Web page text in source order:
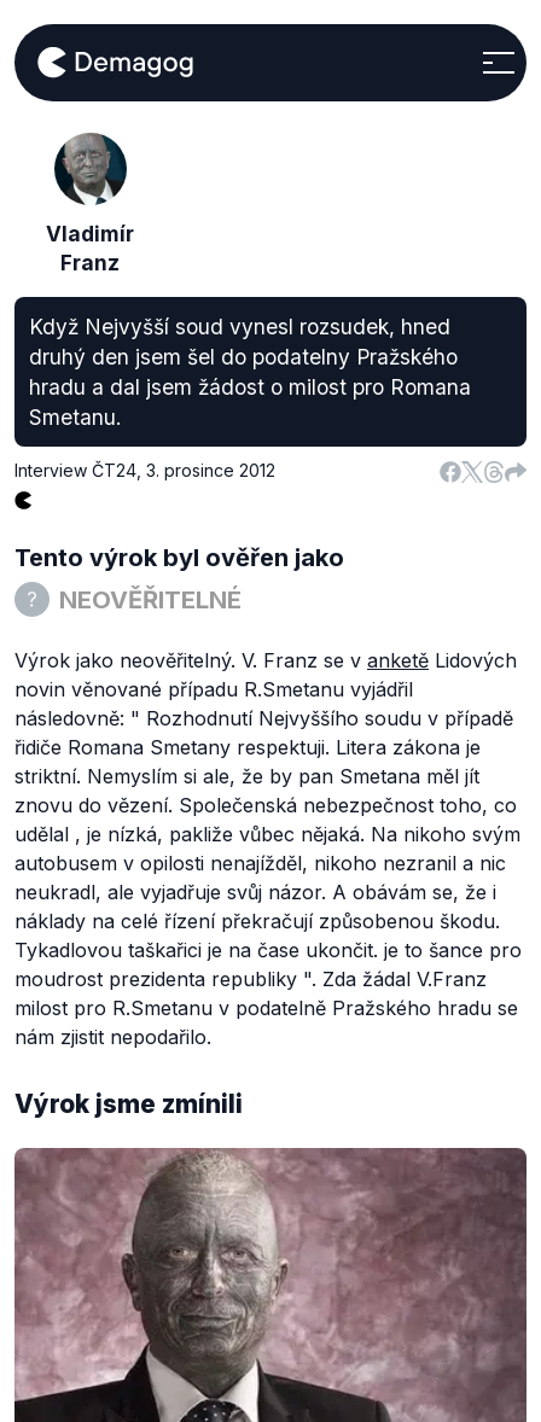
Vladimír
Franz
Když Nejvyšší soud vynesl rozsudek, hned
druhý den jsem šel do podatelny Pražského
hradu a dal jsem žádost o milost pro Romana
Smetanu.
Interview ČT24 3. prosince 2012
Tento výrok byl ověřen jako
NEOVĚŘITELNÉ
Výrok jako neověřitelný. V. Franz se v anketě Lidových
novin věnované případu R.Smetanu vyjádřil
následovně: " Rozhodnutí Nejvyššího soudu v případě
řidiče Romana Smetany respektuji. Litera zákona je
striktní. Nemyslím si ale, že by pan Smetana měl jít
znovu do vězení. Společenská nebezpečnost toho, co
udělal , je nízká, pakliže vůbec nějaká. Na nikoho svým
autobusem v opilosti nenajížděl, nikoho nezranil a nic
neukradl, ale vyjadřuje svůj názor. A obávám se, že i
náklady na celé řízení překračují způsobenou škodu.
Tykadlovou taškařici je na čase ukončit. je to šance pro
moudrost prezidenta republiky ". Zda žádal V.Franz
milost pro R.Smetanu v podatelně Pražského hradu se
nám zjistit nepodařilo.
Výrok jsme zmínili